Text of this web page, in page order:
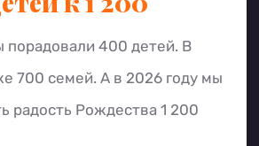
порадовали 400 детей. В
700 семей. А в 2026 году мы
радость Рождества 1 200